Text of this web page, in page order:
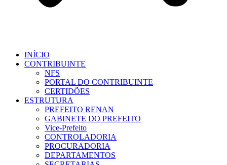
INÍCIO
CONTRIBUINTE
NFS
PORTAL DO CONTRIBUINTE
CERTIDÕES
ESTRUTURA
PREFEITO RENAN
GABINETE DO PREFEITO
Vice-Prefeito
CONTROLADORIA
PROCURADORIA
DEPARTAMENTOS